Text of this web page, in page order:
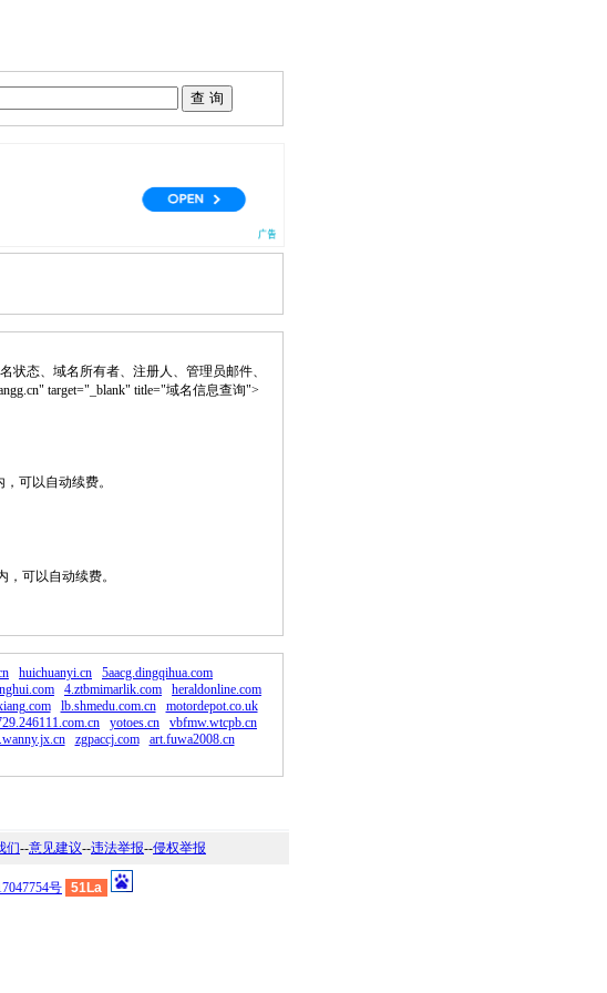
态、域名所有者、注册人、管理员邮件、
target="_blank" title="域名信息查询">
可以自动续费。
可以自动续费。
huichuanyi.cn
5aacg.dingqihua.com
4.ztbmimarlik.com
heraldonline.com
lb.shmedu.com.cn
motordepot.co.uk
yotoes.cn
vbfmw.wtcpb.cn
zgpaccj.com
art.fuwa2008.cn
们--意见建议--违法举报--侵权举报
号 51La